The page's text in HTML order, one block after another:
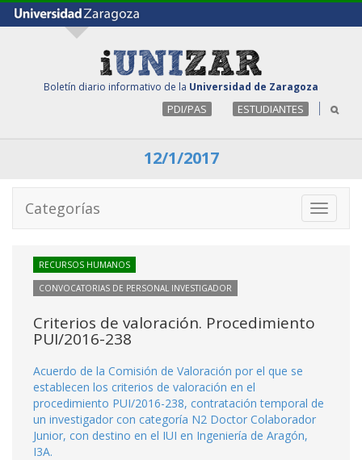
Boletín diario informativo de la Universidad de Zaragoza
PDI/PAS ESTUDIANTES
12/1/2017
Toggle
Categorías
RECURSOS HUMANOS
CONVOCATORIAS DE PERSONAL INVESTIGADOR
Criterios de valoración. Procedimiento
PUI/2016-238
Acuerdo de la Comisión de Valoración por el que se
establecen los criterios de valoración en el
procedimiento PUI/2016-238, contratación temporal de
un investigador con categoría N2 Doctor Colaborador
Junior, con destino en el IUI en Ingeniería de Aragón,
I3A.